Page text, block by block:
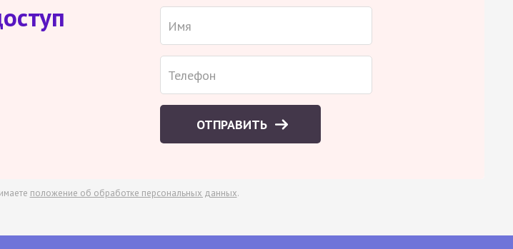
ОТПРАВИТЬ
положение об обработке персональных данных.